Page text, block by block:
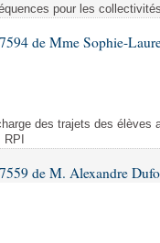
pour les
de Mme Sophie-
des trajets des élèves
de M. Alexandre